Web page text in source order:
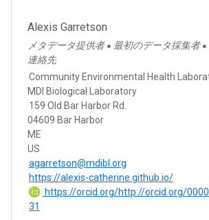
Alexis Garretson
メタデータ提供者 ● 最初のデータ採集者 ●
連絡先
Community Environmental Health
MDI Biological Laboratory
159 Old Bar Harbor Rd.
04609 Bar Harbor
ME
US
agarretson@mdibl.org
https://alexis-catherine.github.io/
https://orcid.org/http://orcid.org/
31